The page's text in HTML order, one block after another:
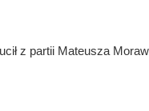
z partii Mateusza